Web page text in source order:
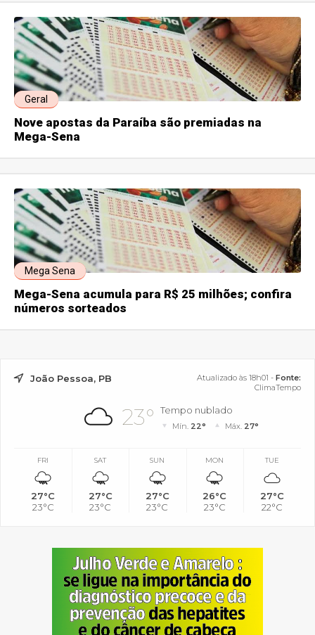
Geral
Nove apostas da Paraíba são premiadas na
Mega-Sena
Mega Sena
Mega-Sena acumula para R$ 25 milhões; confira
números sorteados
João Pessoa, PB Atualizado às 18h01 - Fonte:
ClimaTempo
23° Tempo nublado
Mín. 22° Máx. 27°
FRI
27°C
23°C
SAT
27°C
23°C
SUN
27°C
23°C
MON
26°C
23°C
TUE
27°C
22°C